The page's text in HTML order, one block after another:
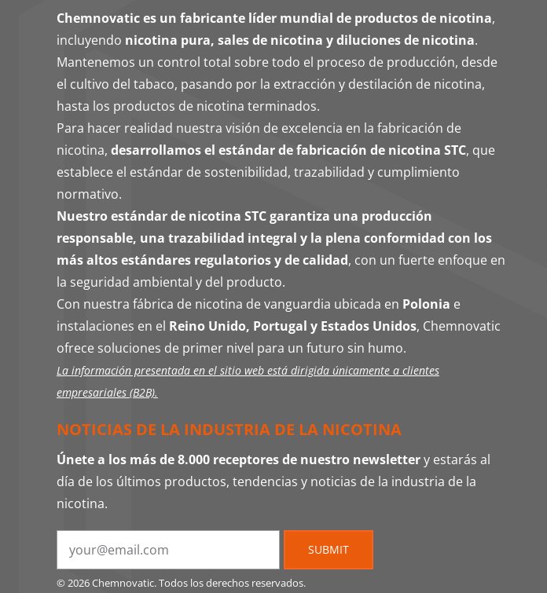
Chemnovatic es un fabricante líder mundial de productos de nicotina,
incluyendo nicotina pura, sales de nicotina y diluciones de nicotina.
Mantenemos un control total sobre todo el proceso de producción, desde
el cultivo del tabaco, pasando por la extracción y destilación de nicotina,
hasta los productos de nicotina terminados.
Para hacer realidad nuestra visión de excelencia en la fabricación de
nicotina, desarrollamos el estándar de fabricación de nicotina STC, que
establece el estándar de sostenibilidad, trazabilidad y cumplimiento
normativo.
Nuestro estándar de nicotina STC garantiza una producción
responsable, una trazabilidad integral y la plena conformidad con los
más altos estándares regulatorios y de calidad, con un fuerte enfoque en
la seguridad ambiental y del producto.
Con nuestra fábrica de nicotina de vanguardia ubicada en Polonia e
instalaciones en el Reino Unido, Portugal y Estados Unidos, Chemnovatic
ofrece soluciones de primer nivel para un futuro sin humo.
La información presentada en el sitio web está dirigida únicamente a clientes
empresariales (B2B).
NOTICIAS DE LA INDUSTRIA DE LA NICOTINA
Únete a los más de 8.000 receptores de nuestro newslettery estarás al
día de los últimos productos, tendencias y noticias de la industria de la
nicotina.
SUBMIT
© 2026 Chemnovatic. Todos los derechos reservados.